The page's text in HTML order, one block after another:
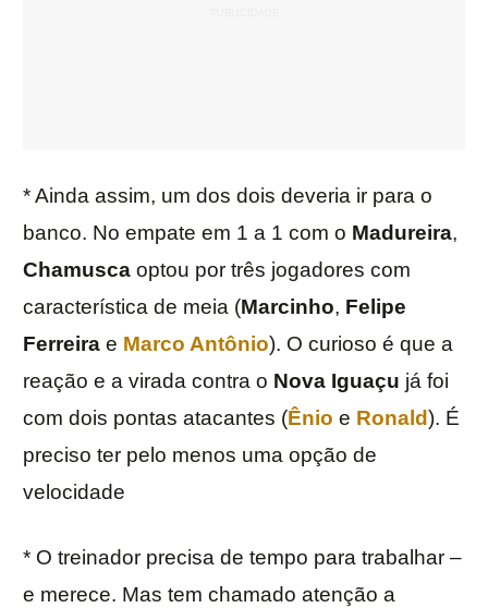
* Ainda assim, um dos dois deveria ir para o
banco. No empate em 1 a 1 com o Madureira,
Chamusca optou por três jogadores com
característica de meia (Marcinho, Felipe
Ferreira e Marco Antônio). O curioso é que a
reação e a virada contra o Nova Iguaçu já foi
com dois pontas atacantes (Ênio e Ronald). É
preciso ter pelo menos uma opção de
velocidade
* O treinador precisa de tempo para trabalhar –
e merece. Mas tem chamado atenção a